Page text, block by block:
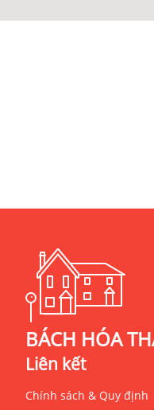
BÁCH HÓA
Liên kết
Chính sách & Quy định